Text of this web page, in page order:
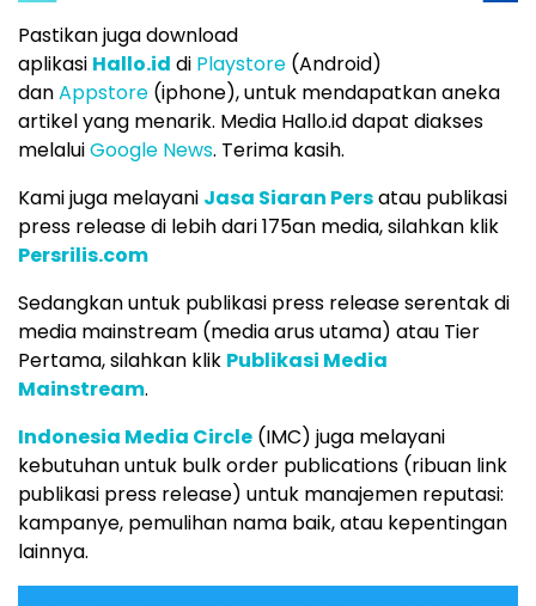
Pastikan juga download
aplikasi Hallo.id di Playstore (Android)
danAppstore (iphone), untuk mendapatkan aneka
artikel yang menarik. Media Hallo.id dapat diakses
melaluiGoogle News. Terima kasih.
Kami juga melayani Jasa Siaran Persatau publikasi
press release di lebih dari 175an media, silahkan klik
Persrilis.com
Sedangkan untuk publikasi press release serentak di
media mainstream (media arus utama) atau Tier
Pertama, silahkan klik Publikasi Media
Mainstream.
Indonesia Media Circle (IMC) juga melayani
kebutuhan untuk bulk order publications (ribuan link
publikasi press release) untuk manajemen reputasi:
kampanye, pemulihan nama baik, atau kepentingan
lainnya.